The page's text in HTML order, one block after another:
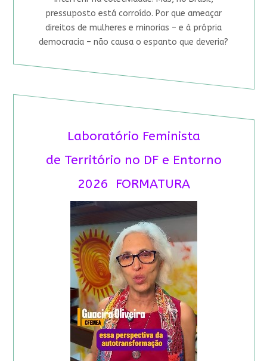
pressuposto está corroído. Por que ameaçar
direitos de mulheres e minorias – e à própria
democracia – não causa o espanto que deveria?
Laboratório Feminista
de Território no DF e Entorno
2026 FORMATURA